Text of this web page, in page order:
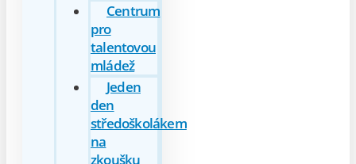
Centrum
pro
talentovou
mládež
Jeden
den
středoškolákem
na
zkoušku